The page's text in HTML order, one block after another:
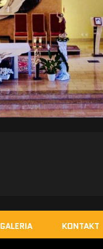
GALERIA KONTAKT